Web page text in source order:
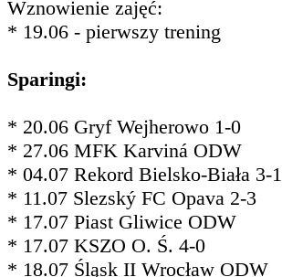
Wznowienie zajęć:
* 19.06 - pierwszy trening
Sparingi:
* 20.06 Gryf Wejherowo 1-0
* 27.06 MFK Karviná ODW
* 04.07 Rekord Bielsko-Biała 3-1
* 11.07 Slezský FC Opava 2-3
* 17.07 Piast Gliwice ODW
* 17.07 KSZO O. Ś. 4-0
* 18.07 Śląsk II Wrocław ODW